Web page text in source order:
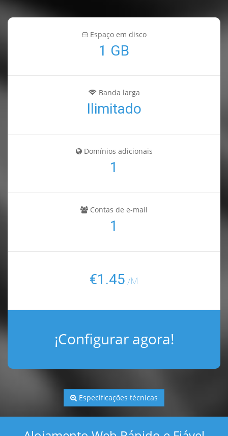
Espaço em disco
1 GB
Banda larga
Ilimitado
Domínios adicionais
1
Contas de e-mail
1
€1.45 /M
¡Configurar agora!
Especificações técnicas